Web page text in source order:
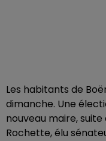
Les habitants de
dimanche. Une
nouveau maire,
Rochette, élu